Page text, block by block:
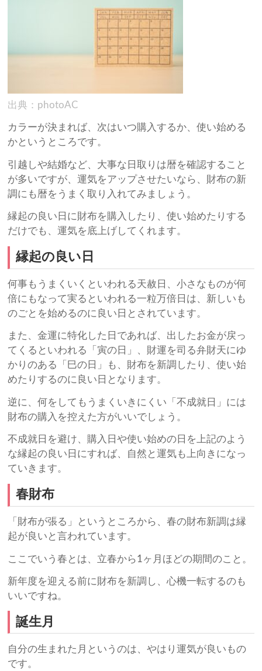
出典：photoAC
カラーが決まれば、次はいつ購入するか、使い始める
かというところです。
引越しや結婚など、大事な日取りは暦を確認すること
が多いですが、運気をアップさせたいなら、財布の新
調にも暦をうまく取り入れてみましょう。
縁起の良い日に財布を購入したり、使い始めたりする
だけでも、運気を底上げしてくれます。
縁起の良い日
何事もうまくいくといわれる天赦日、小さなものが何
倍にもなって実るといわれる一粒万倍日は、新しいも
のごとを始めるのに良い日とされています。
また、金運に特化した日であれば、出したお金が戻っ
てくるといわれる「寅の日」、財運を司る弁財天にゆ
かりのある「巳の日」も、財布を新調したり、使い始
めたりするのに良い日となります。
逆に、何をしてもうまくいきにくい「不成就日」には
財布の購入を控えた方がいいでしょう。
不成就日を避け、購入日や使い始めの日を上記のよう
な縁起の良い日にすれば、自然と運気も上向きになっ
ていきます。
春財布
「財布が張る」というところから、春の財布新調は縁
起が良いと言われています。
ここでいう春とは、立春から1ヶ月ほどの期間のこと。
新年度を迎える前に財布を新調し、心機一転するのも
いいですね。
誕生月
自分の生まれた月というのは、やはり運気が良いもの
です。